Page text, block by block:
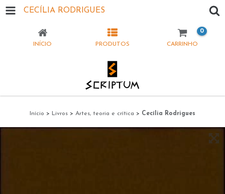
CECÍLIA RODRIGUES
INÍCIO PRODUTOS CARRINHO
0
Início > Livros > Artes, teoria e crítica > Cecília Rodrigues